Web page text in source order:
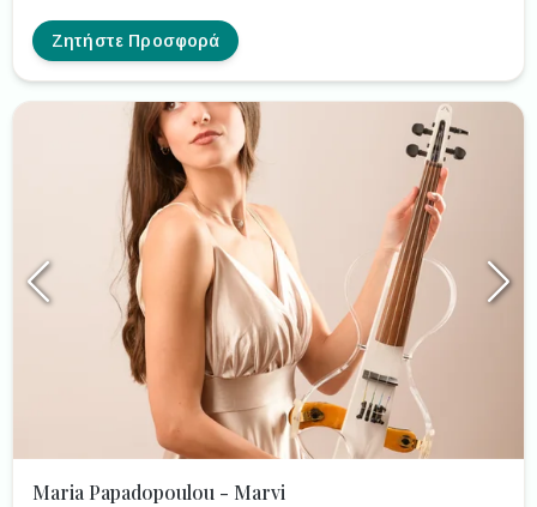
Ζητήστε Προσφορά
Maria Papadopoulou - Marvi